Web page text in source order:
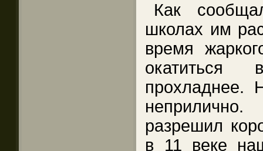
Как
школах им
время
окатиться
прохладнее.
разрешил
в 11 веке